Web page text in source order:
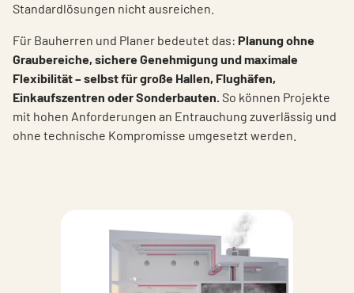
Standardlösungen nicht ausreichen.
Für Bauherren und Planer bedeutet das: Planung ohne
Graubereiche, sichere Genehmigung und maximale
Flexibilität – selbst für große Hallen, Flughäfen,
Einkaufszentren oder Sonderbauten.So können Projekte
mit hohen Anforderungen an Entrauchung zuverlässig und
ohne technische Kompromisse umgesetzt werden.